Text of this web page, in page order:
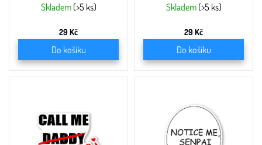
Skladem (>5 ks)
29 Kč
Do košíku
Skladem (>5 ks)
29 Kč
Do košíku